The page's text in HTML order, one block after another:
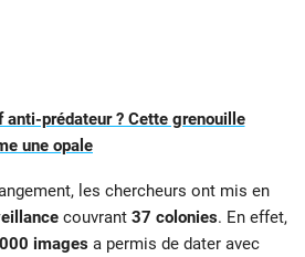
anti-prédateur ? Cette grenouille
une opale
les chercheurs ont mis en
couvrant 37 colonies. En effet,
images a permis de dater avec